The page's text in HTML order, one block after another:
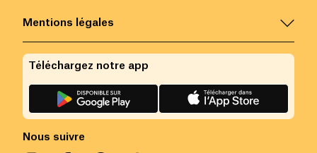
Mentions légales
Nous suivre
Téléchargez notre app